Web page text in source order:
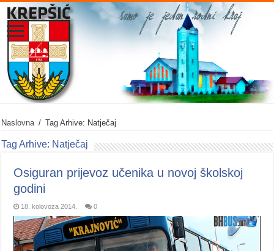
Naslovna / Tag Arhive: Natječaj
Tag Arhive: Natječaj
Osiguran prijevoz učenika u novoj školskoj
godini
18. kolovoza 2014. 0